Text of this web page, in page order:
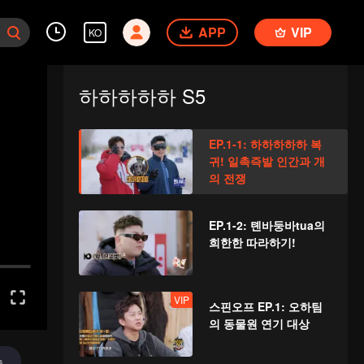
KO APP VIP
하하하하하 S5
EP.1-1: 하하하하하 복
귀! 일촉즉발 인간과 개
의 전쟁
EP.1-2: 톈바둥바tua의
희한한 따라하기!
VIP
스핀오프 EP.1: 오하팀
의 동물원 연기 대상